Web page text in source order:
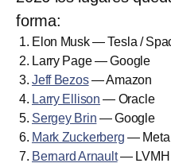
forma:
Elon Musk — Tesla /
Larry Page — Google
Jeff Bezos— Amazon
Larry Ellison — Oracle
Sergey Brin — Google
Mark Zuckerberg — Meta
Bernard Arnault— LVMH